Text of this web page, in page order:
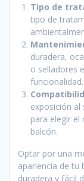
Tipo de
tipo de
duradera,
o selladores
funcionalidad.
exposición
para elegir
balcón.
Optar por una
apariencia de tu
duradera y fácil